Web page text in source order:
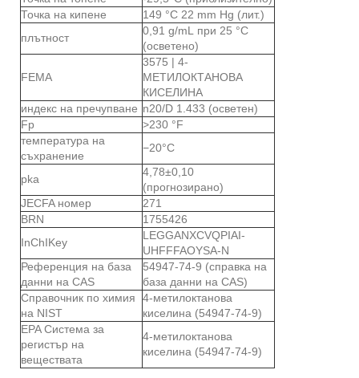
Точка на кипене
149 °C 22 mm Hg (лит.)
плътност
0,91 g/mL при 25 °C
(осветено)
FEMA
3575 | 4-
МЕТИЛОКТАНОВА
КИСЕЛИНА
индекс на пречупване n20/D 1.433 (осветен)
Fp
>230 °F
температура на
съхранение
−20°C
pka
4,78±0,10
(прогнозирано)
JECFA номер
271
BRN
1755426
InChIKey
LEGGANXCVQPIAI-
UHFFFAOYSA-N
Референция на база
данни на CAS
54947-74-9 (справка на
база данни на CAS)
Справочник по химия
на NIST
4-метилоктанова
киселина (54947-74-9)
EPA Система за
регистър на
веществата
4-метилоктанова
киселина (54947-74-9)